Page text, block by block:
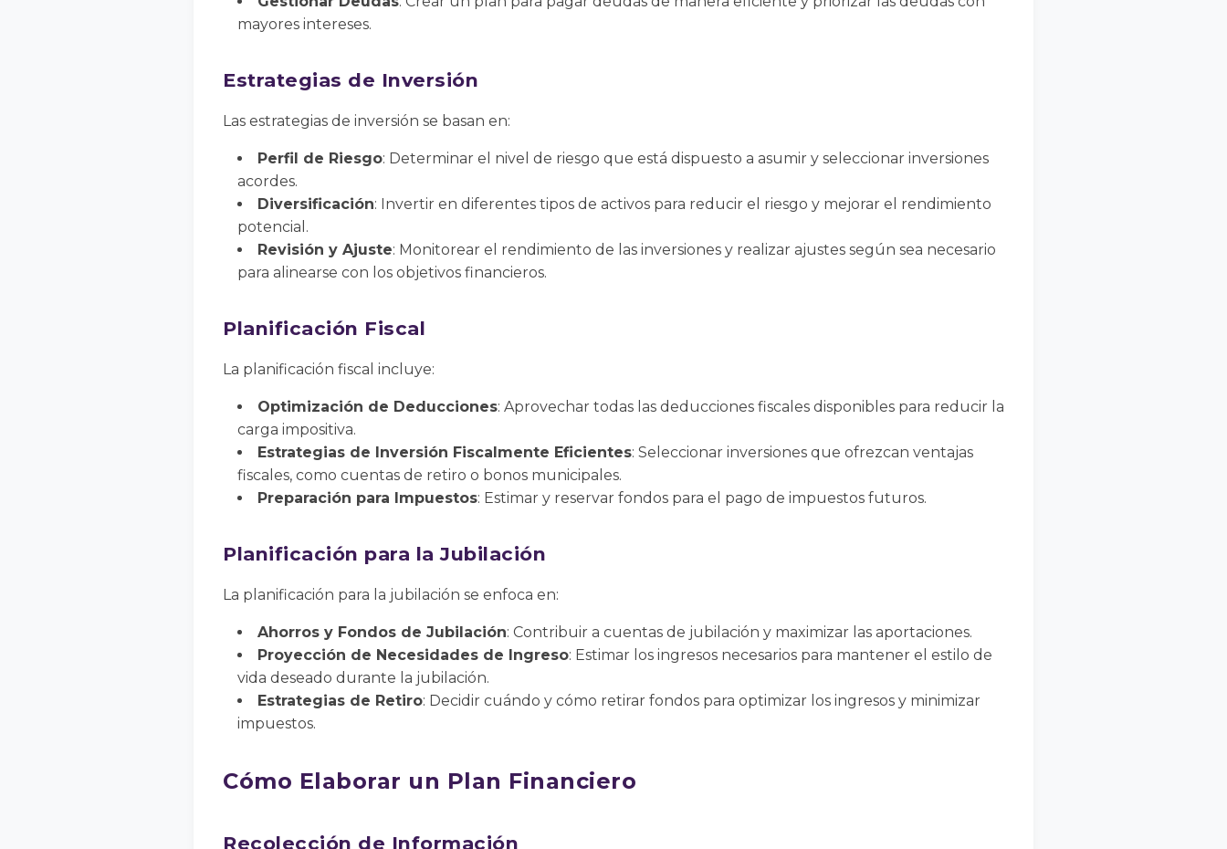
mayores intereses.
Estrategias de Inversión
Las estrategias de inversión se basan en:
Perfil de Riesgo: Determinar el nivel de riesgo que está dispuesto a asumir y seleccionar inversiones
acordes.
Diversificación: Invertir en diferentes tipos de activos para reducir el riesgo y mejorar el rendimiento
potencial.
Revisión y Ajuste: Monitorear el rendimiento de las inversiones y realizar ajustes según sea necesario
para alinearse con los objetivos financieros.
Planificación Fiscal
La planificación fiscal incluye:
Optimización de Deducciones: Aprovechar todas las deducciones fiscales disponibles para reducir la
carga impositiva.
Estrategias de Inversión Fiscalmente Eficientes: Seleccionar inversiones que ofrezcan ventajas
fiscales, como cuentas de retiro o bonos municipales.
Preparación para Impuestos: Estimar y reservar fondos para el pago de impuestos futuros.
Planificación para la Jubilación
La planificación para la jubilación se enfoca en:
Ahorros y Fondos de Jubilación: Contribuir a cuentas de jubilación y maximizar las aportaciones.
Proyección de Necesidades de Ingreso: Estimar los ingresos necesarios para mantener el estilo de
vida deseado durante la jubilación.
Estrategias de Retiro: Decidir cuándo y cómo retirar fondos para optimizar los ingresos y minimizar
impuestos.
Cómo Elaborar un Plan Financiero
Recolección de Información